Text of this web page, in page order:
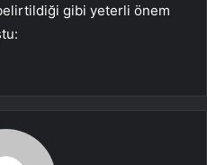
gibi yeterli önem